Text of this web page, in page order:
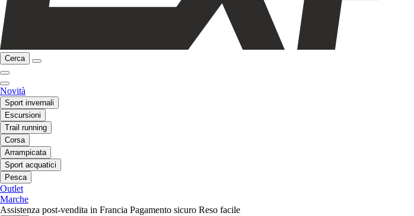
Cerca
Novità
Sport invernali
Escursioni
Trail running
Corsa
Arrampicata
Sport acquatici
Pesca
Outlet
Marche
Assistenza post-vendita in Francia Pagamento sicuro Reso facile